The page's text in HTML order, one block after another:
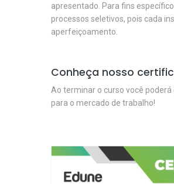
apresentado. Para fins
processos seletivos, pois cada
aperfeiçoamento.
Conheça nosso
Ao terminar o curso você
para o mercado de trabalho!